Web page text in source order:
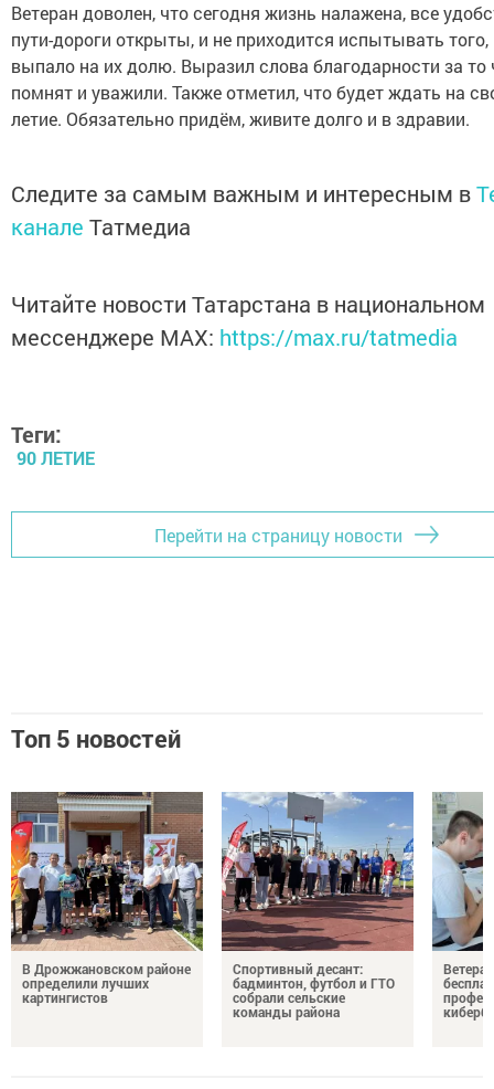
Ветеран доволен, что сегодня жизнь налажена, все
пути-дороги открыты, и не приходится испытывать того,
выпало на их долю. Выразил слова благодарности за то
помнят и уважили. Также отметил, что будет ждать на
летие. Обязательно придём, живите долго и в здравии.
Следите за самым важным и интересным в
канале Татмедиа
Читайте новости Татарстана в национальном
мессенджере MАХ: https://max.ru/tatmedia
Теги:
90 ЛЕТИЕ
Перейти на страницу новости
Топ 5 новостей
В Дрожжановском районе
определили лучших
картингистов
Спортивный десант:
бадминтон, футбол и ГТО
собрали сельские
команды района